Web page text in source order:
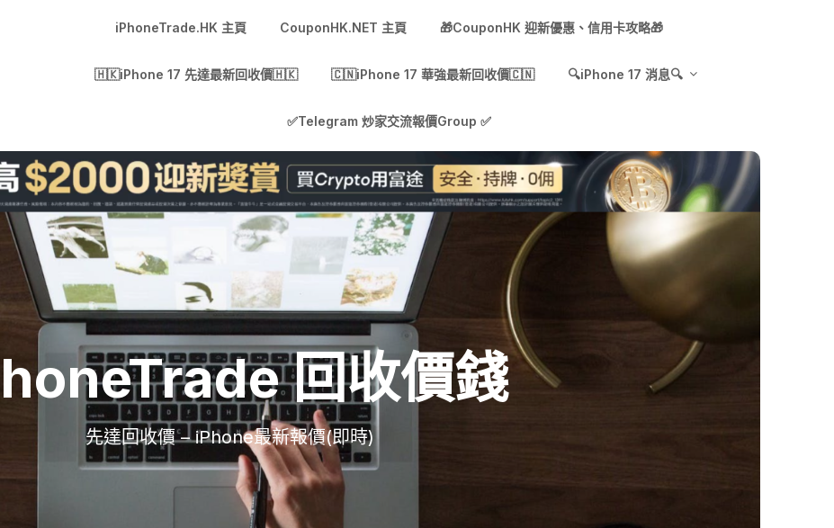
iPhoneTrade.HK 主頁 CouponHK.NET 主頁 🎁CouponHK 迎新優惠、信用卡攻略🎁
🇭🇰iPhone 17 先達最新回收價🇭🇰 🇨🇳iPhone 17 華強最新回收價🇨🇳 🔍iPhone 17 消息🔍
✅Telegram 炒家交流報價Group ✅
回收價錢
先達回收價 – iPhone最新報價(即時)